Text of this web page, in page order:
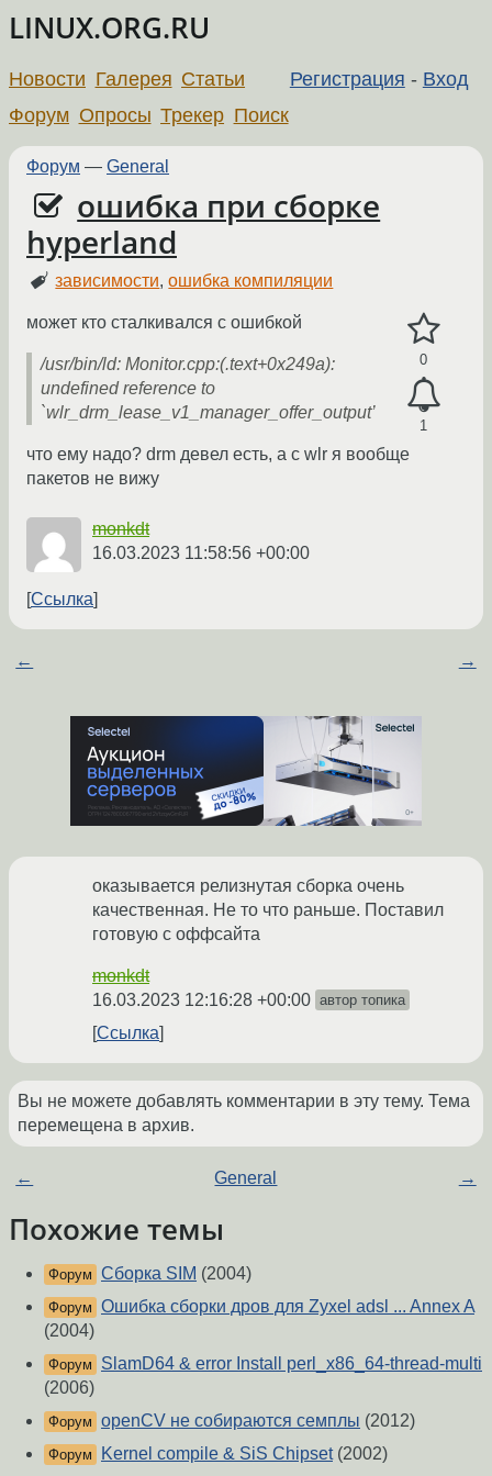
LINUX.ORG.RU
Регистрация - Вход
Новости Галерея Статьи
Форум Опросы Трекер Поиск
Форум — General
ошибка при сборке
hyperland
зависимости,ошибка компиляции
0
1
может кто сталкивался с ошибкой
/usr/bin/ld: Monitor.cpp:(.text+0x249a):
undefined reference to
`wlr_drm_lease_v1_manager_offer_output’
что ему надо? drm девел есть, а с wlr я вообще
пакетов не вижу
monkdt
16.03.2023 11:58:56 +00:00
Ссылка
← →
оказывается релизнутая сборка очень
качественная. Не то что раньше. Поставил
готовую с оффсайта
monkdt
16.03.2023 12:16:28 +00:00 автор топика
Ссылка
Вы не можете добавлять комментарии в эту тему. Тема
перемещена в архив.
← General →
Похожие темы
Форум Сборка SIM (2004)
Форум Ошибка сборки дров для Zyxel adsl ... Annex A
(2004)
Форум
SlamD64 & error Install perl_x86_64-thread-multi
(2006)
Форум openCV не собираются семплы (2012)
Форум Kernel compile & SiS Chipset(2002)